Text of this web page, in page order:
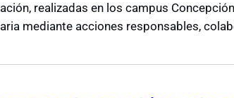
realizadas en los campus
mediante acciones responsables,